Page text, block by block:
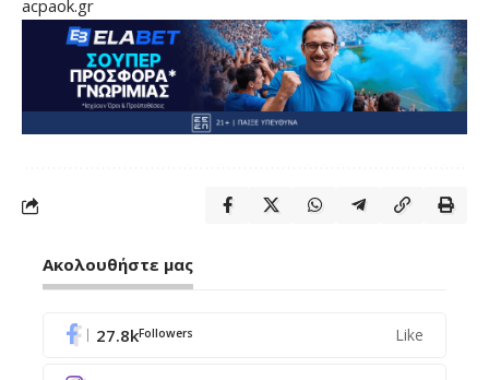
acpaok.gr
Ακολουθήστε μας
27.8kFollowers Like